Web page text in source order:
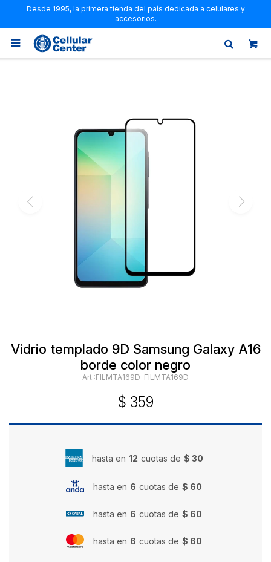
Desde 1995, la primera tienda del país dedicada a celulares y
accesorios.

Vidrio templado 9D Samsung Galaxy A16
borde color negro
FILMTA169D-FILMTA169D
$ 359
hasta en 12 cuotas de $ 30
hasta en 6 cuotas de $ 60
hasta en 6 cuotas de $ 60
hasta en 6 cuotas de $ 60